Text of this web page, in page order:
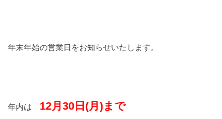
年末年始の営業日をお知らせいたします。
年内は 12月30日(月)まで